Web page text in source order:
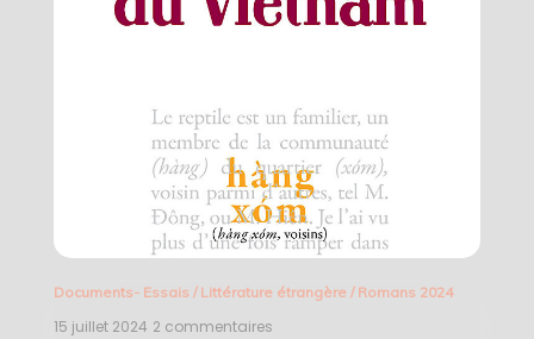
Documents- Essais / Littérature étrangère/ Romans 2024
15 juillet 2024 2 commentaires